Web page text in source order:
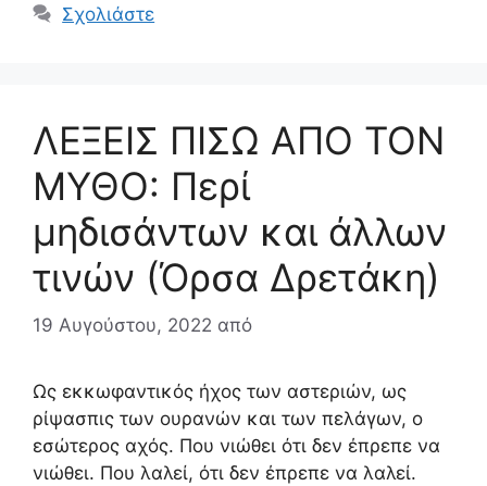
Σχολιάστε
ΛΕΞΕΙΣ ΠΙΣΩ ΑΠΟ ΤΟΝ
ΜΥΘΟ: Περί
μηδισάντων και άλλων
τινών (Όρσα Δρετάκη)
19 Αυγούστου, 2022 από
Ως εκκωφαντικός ήχος των αστεριών, ως
ρίψασπις των ουρανών και των πελάγων, ο
εσώτερος αχός. Που νιώθει ότι δεν έπρεπε να
νιώθει. Που λαλεί, ότι δεν έπρεπε να λαλεί.